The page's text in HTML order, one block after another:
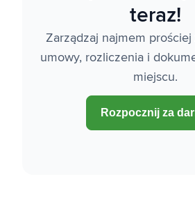
teraz!
Zarządzaj najmem
umowy, rozliczenia i
miejscu.
Rozpocznij za